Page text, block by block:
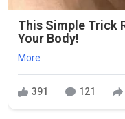
This Simple Trick
Your Body!
More
391 121